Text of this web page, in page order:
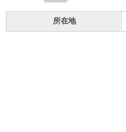
所在地